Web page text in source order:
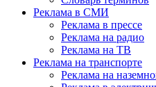
Реклама в СМИ
Реклама в прессе
Реклама на радио
Реклама на ТВ
Реклама на транспорте
Реклама на